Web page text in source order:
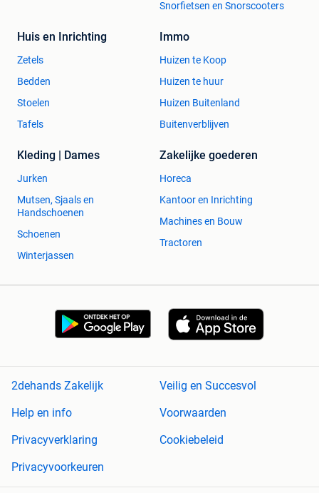
Snorfietsen en Snorscooters
Huis en Inrichting
Zetels
Bedden
Stoelen
Tafels
Immo
Huizen te Koop
Huizen te huur
Huizen Buitenland
Buitenverblijven
Kleding | Dames
Jurken
Mutsen, Sjaals en
Handschoenen
Schoenen
Winterjassen
Zakelijke goederen
Horeca
Kantoor en Inrichting
Machines en Bouw
Tractoren
2dehands Zakelijk
Veilig en Succesvol
Help en info
Voorwaarden
Privacyverklaring
Cookiebeleid
Privacyvoorkeuren